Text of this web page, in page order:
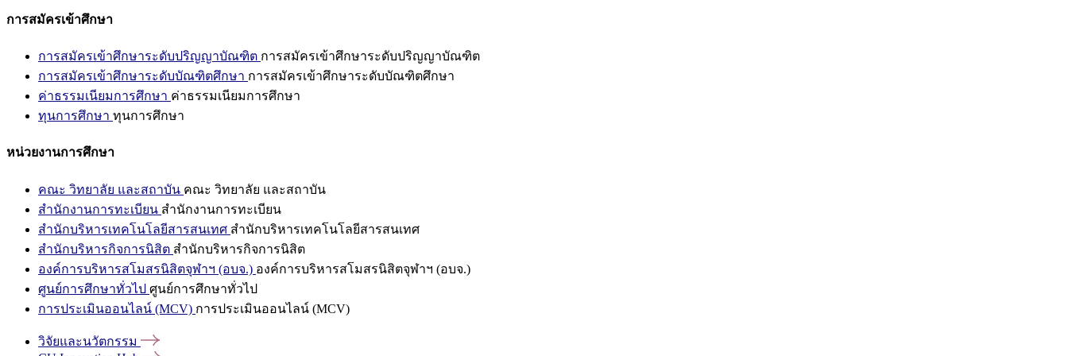
การสมัครเข้าศึกษา
การสมัครเข้าศึกษาระดับปริญญาบัณฑิต การสมัครเข้าศึกษาระดับปริญญาบัณฑิต
การสมัครเข้าศึกษาระดับบัณฑิตศึกษา การสมัครเข้าศึกษาระดับบัณฑิตศึกษา
ค่าธรรมเนียมการศึกษา ค่าธรรมเนียมการศึกษา
ทุนการศึกษา ทุนการศึกษา
หน่วยงานการศึกษา
คณะ วิทยาลัย และสถาบัน คณะ วิทยาลัย และสถาบัน
สำนักงานการทะเบียน สำนักงานการทะเบียน
สำนักบริหารเทคโนโลยีสารสนเทศ สำนักบริหารเทคโนโลยีสารสนเทศ
สำนักบริหารกิจการนิสิต สำนักบริหารกิจการนิสิต
องค์การบริหารสโมสรนิสิตจุฬาฯ (อบจ.) องค์การบริหารสโมสรนิสิตจุฬาฯ (อบจ.)
ศูนย์การศึกษาทั่วไป ศูนย์การศึกษาทั่วไป
การประเมินออนไลน์ (MCV) การประเมินออนไลน์ (MCV)
วิจัยและนวัตกรรม